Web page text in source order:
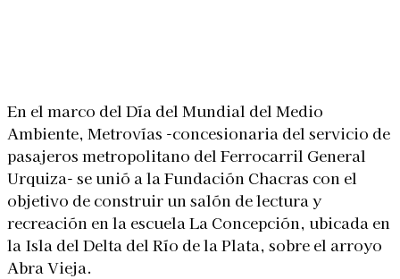
En el marco del Día del Mundial del Medio
Ambiente, Metrovías -concesionaria del servicio de
pasajeros metropolitano del Ferrocarril General
Urquiza- se unió a la Fundación Chacras con el
objetivo de construir un salón de lectura y
recreación en la escuela La Concepción, ubicada en
la Isla del Delta del Río de la Plata, sobre el arroyo
Abra Vieja.